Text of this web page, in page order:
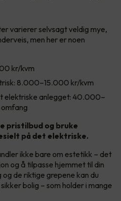
varierer selvsagt veldig mye,
men her er noen
kr/kvm
8.000–15.000 kr/kvm
elektriske anlegget: 40.000–
pristilbud og bruke
på det elektriske.
ikke bare om estetikk – det
og å tilpasse hjemmet til din
de riktige grepene kan du
bolig – som holder i mange